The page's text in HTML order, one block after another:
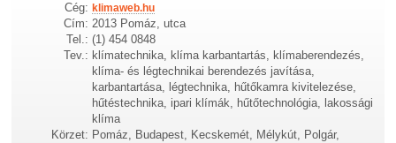
Cég: klimaweb.hu
Cím: 2013 Pomáz, utca
Tel.: (1) 454 0848
Tev.: klímatechnika, klíma karbantartás, klímaberendezés,
klíma- és légtechnikai berendezés javítása,
karbantartása, légtechnika, hűtőkamra kivitelezése,
hűtéstechnika, ipari klímák, hűtőtechnológia, lakossági
klíma
Körzet: Pomáz, Budapest, Kecskemét, Mélykút, Polgár,